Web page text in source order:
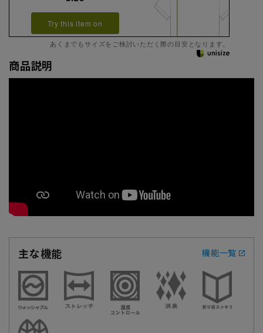
Try this item on
あくまでもサイズをご検討いただく際の目安となります。
商品説明
主な機能 機能一覧